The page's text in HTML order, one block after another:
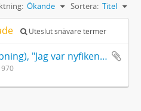
Sortera: Titel
Ökande
Uteslut snävare termer
Stig Berg (regi, foto, klippning), "Jag var nyfiken [Harald] Bohrn". 8 mm:s spelfilm om 28 minuter från 14/12 1970.